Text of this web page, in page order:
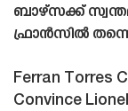
ബാഴ്‌സക്ക്
ഫ്രാൻസിൽ
Ferran Torres
Convince